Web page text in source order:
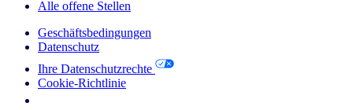
Alle offene Stellen
Geschäftsbedingungen
Datenschutz
Ihre Datenschutzrechte
Cookie-Richtlinie